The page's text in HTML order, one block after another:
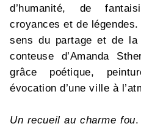
d’humanité, de
croyances et de
sens du partage et de
conteuse d’Amanda
grâce poétique,
évocation d’une ville à
Un recueil au charme fou.